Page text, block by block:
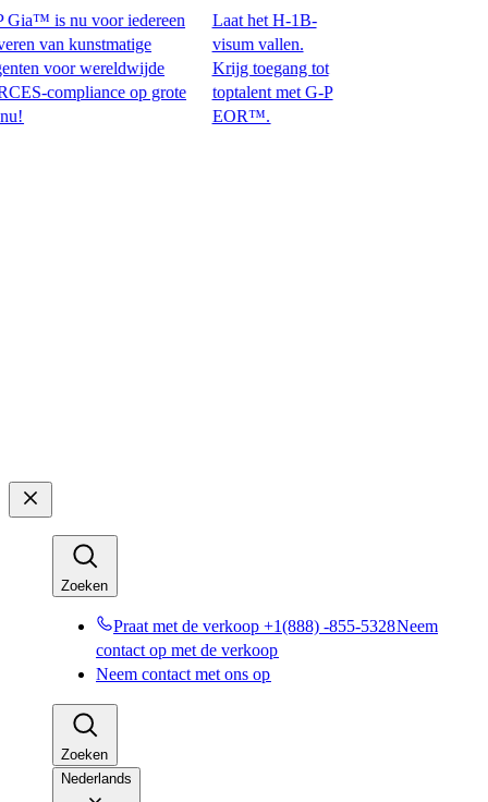
is nu voor iedereen
van kunstmatige
voor wereldwijde
compliance op grote
Laat het H-1B-
visum vallen.
Krijg toegang tot
toptalent met G-P
EOR™.​​
Zoeken​​
Praat met de verkoop +1(888) -855-5328​​Neem
contact op met de verkoop​​
Neem contact met ons op​​
Zoeken​​
Nederlands